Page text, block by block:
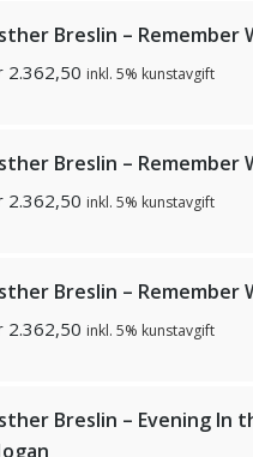
Breslin – Remember
2.362,50 inkl. 5% kunstavgift
Breslin – Remember
2.362,50 inkl. 5% kunstavgift
Breslin – Remember
2.362,50 inkl. 5% kunstavgift
Breslin – Evening In